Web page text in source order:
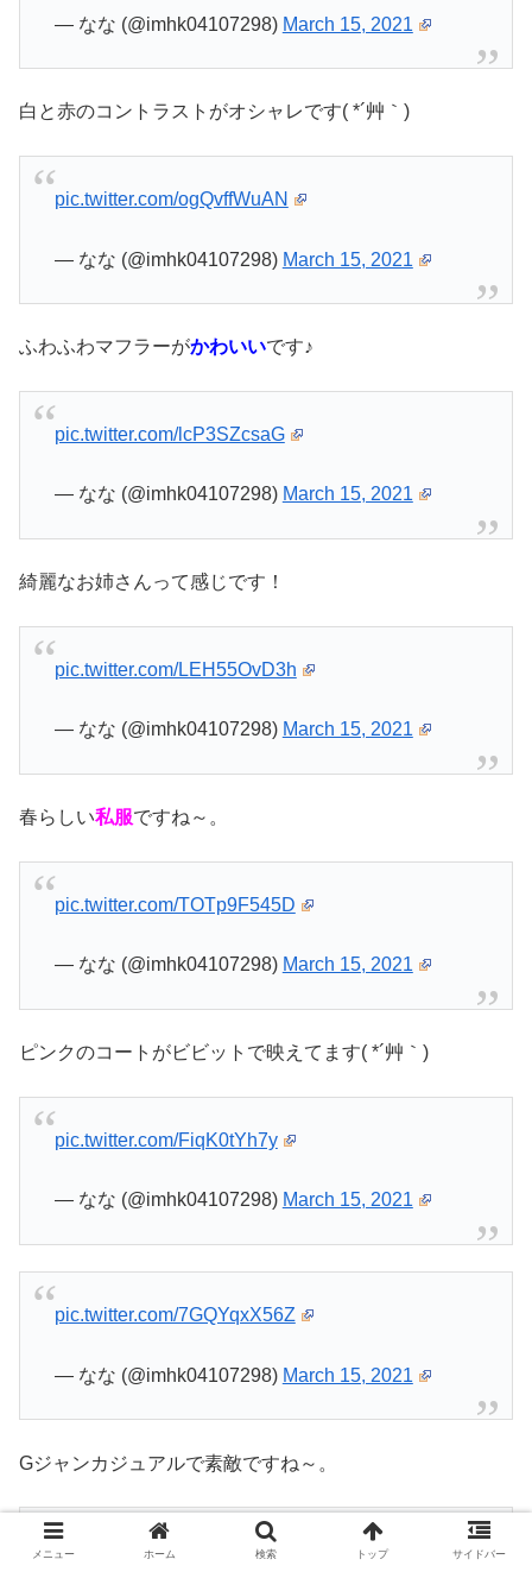
— なな (@imhk04107298) March 15, 2021
白と赤のコントラストがオシャレです( *´艸｀)
pic.twitter.com/ogQvffWuAN
— なな (@imhk04107298) March 15, 2021
ふわふわマフラーがかわいいです♪
pic.twitter.com/lcP3SZcsaG
— なな (@imhk04107298) March 15, 2021
綺麗なお姉さんって感じです！
pic.twitter.com/LEH55OvD3h
— なな (@imhk04107298) March 15, 2021
春らしい私服ですね～。
pic.twitter.com/TOTp9F545D
— なな (@imhk04107298) March 15, 2021
ピンクのコートがビビットで映えてます( *´艸｀)
pic.twitter.com/FiqK0tYh7y
— なな (@imhk04107298) March 15, 2021
pic.twitter.com/7GQYqxX56Z
— なな (@imhk04107298) March 15, 2021
Gジャンカジュアルで素敵ですね～。
pic.twitter.com/slf6ghEwhS
メニュー ホーム 検索 トップ サイドバー